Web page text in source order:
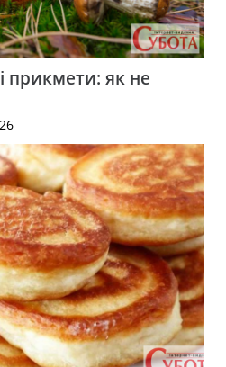
прикмети: як не